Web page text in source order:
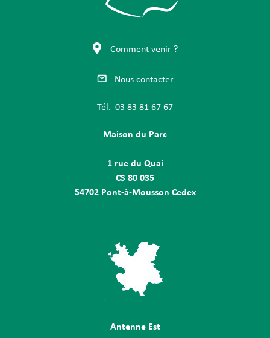
Comment venir ?
Nous contacter
Tél. 03 83 81 67 67
Maison du Parc
1 rue du Quai
CS 80 035
54702 Pont-à-Mousson Cedex
Antenne Est